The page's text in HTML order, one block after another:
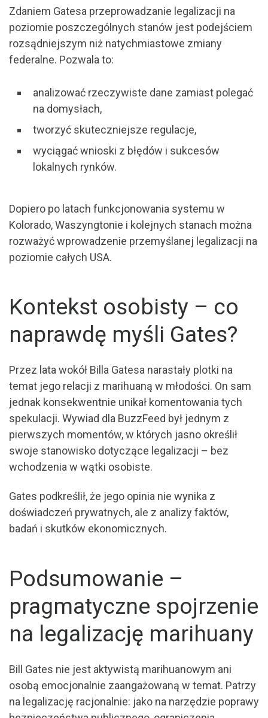
Zdaniem Gatesa przeprowadzanie legalizacji na
poziomie poszczególnych stanów jest podejściem
rozsądniejszym niż natychmiastowe zmiany
federalne. Pozwala to:
analizować rzeczywiste dane zamiast polegać
na domysłach,
tworzyć skuteczniejsze regulacje,
wyciągać wnioski z błędów i sukcesów
lokalnych rynków.
Dopiero po latach funkcjonowania systemu w
Kolorado, Waszyngtonie i kolejnych stanach można
rozważyć wprowadzenie przemyślanej legalizacji na
poziomie całych USA.
Kontekst osobisty – co
naprawdę myśli Gates?
Przez lata wokół Billa Gatesa narastały plotki na
temat jego relacji z marihuaną w młodości. On sam
jednak konsekwentnie unikał komentowania tych
spekulacji. Wywiad dla BuzzFeed był jednym z
pierwszych momentów, w których jasno określił
swoje stanowisko dotyczące legalizacji – bez
wchodzenia w wątki osobiste.
Gates podkreślił, że jego opinia nie wynika z
doświadczeń prywatnych, ale z analizy faktów,
badań i skutków ekonomicznych.
Podsumowanie –
pragmatyczne spojrzenie
na legalizację marihuany
Bill Gates nie jest aktywistą marihuanowym ani
osobą emocjonalnie zaangażowaną w temat. Patrzy
na legalizację racjonalnie: jako na narzędzie poprawy